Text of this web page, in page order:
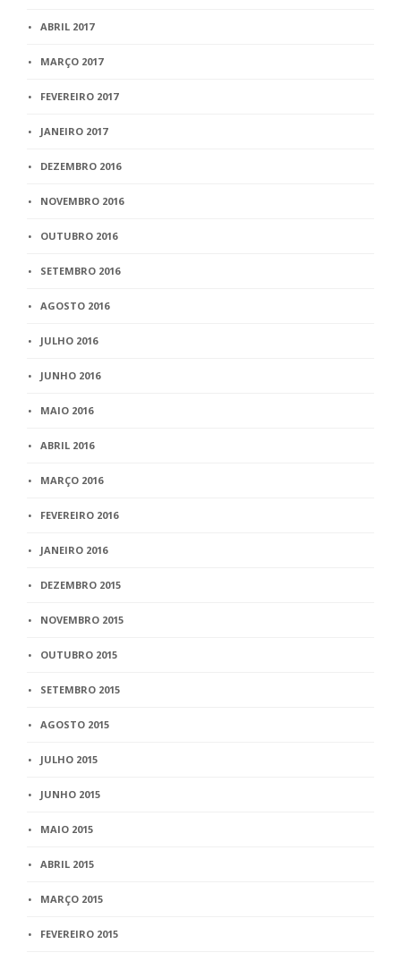
ABRIL 2017
MARÇO 2017
FEVEREIRO 2017
JANEIRO 2017
DEZEMBRO 2016
NOVEMBRO 2016
OUTUBRO 2016
SETEMBRO 2016
AGOSTO 2016
JULHO 2016
JUNHO 2016
MAIO 2016
ABRIL 2016
MARÇO 2016
FEVEREIRO 2016
JANEIRO 2016
DEZEMBRO 2015
NOVEMBRO 2015
OUTUBRO 2015
SETEMBRO 2015
AGOSTO 2015
JULHO 2015
JUNHO 2015
MAIO 2015
ABRIL 2015
MARÇO 2015
FEVEREIRO 2015